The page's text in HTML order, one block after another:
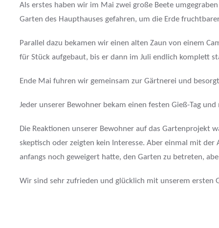
Als erstes haben wir im Mai zwei große Beete
Garten des Haupthauses gefahren, um die Erde
Parallel dazu bekamen wir einen alten Zaun von einem
für Stück aufgebaut, bis er dann im Juli endlich komplett
Ende Mai fuhren wir gemeinsam zur Gärtnerei und
Jeder unserer Bewohner bekam einen festen Gieß-Tag
Die Reaktionen unserer Bewohner auf das Gartenprojekt
skeptisch oder zeigten kein Interesse. Aber einmal mit der
anfangs noch geweigert hatte, den Garten zu betreten,
Wir sind sehr zufrieden und glücklich mit unserem ersten